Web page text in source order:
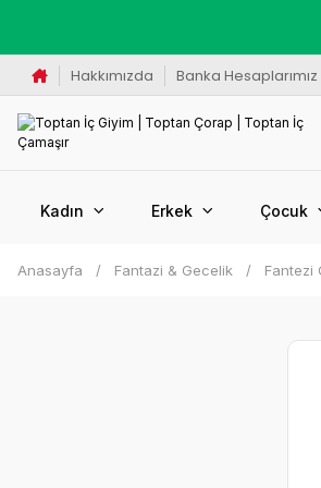
Hakkımızda Banka Hesaplarımız
Kadın Erkek Çocuk
Anasayfa Fantazi & Gecelik Fantezi